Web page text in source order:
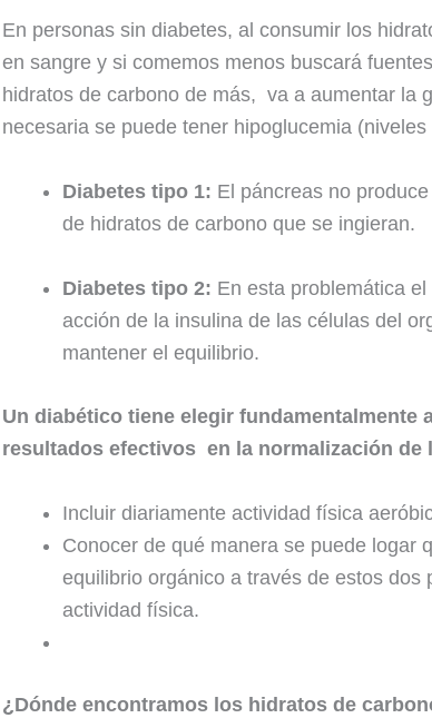
En personas sin diabetes, al consumir los
en sangre y si comemos menos buscará
hidratos de carbono de más, va a aumentar la
necesaria se puede tener hipoglucemia
Diabetes tipo 1: El páncreas no
de hidratos de carbono que se ingieran.
Diabetes tipo 2: En esta problemática
acción de la insulina de las células del
mantener el equilibrio.
Un diabético tiene elegir fundamentalmente
resultados efectivos en la normalización de
Incluir diariamente actividad física
Conocer de qué manera se puede logar
equilibrio orgánico a través de estos
actividad física.
¿Dónde encontramos los hidratos de